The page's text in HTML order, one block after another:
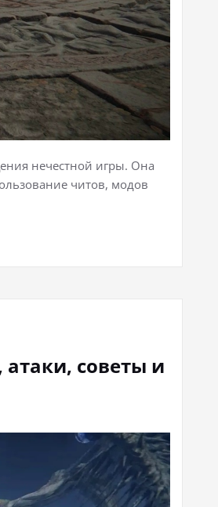
нечестной игры. Она
читов, модов
атаки, советы и